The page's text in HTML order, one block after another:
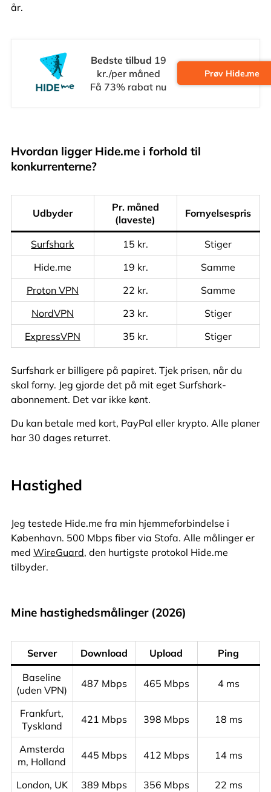
år.
Bedste tilbud 19
kr./per måned
Få 73% rabat nu
Prøv Hide.me
Hvordan ligger Hide.me i forhold til
konkurrenterne?
Udbyder
Pr. måned
(laveste)
Fornyelsespris
Surfshark 15 kr.
Stiger
Hide.me
19 kr.
Samme
Proton VPN
22 kr.
Samme
NordVPN
23 kr.
Stiger
ExpressVPN
35 kr. Stiger
Surfshark er billigere på papiret. Tjek prisen, når du
skal forny. Jeg gjorde det på mit eget Surfshark-
abonnement. Det var ikke kønt.
Du kan betale med kort, PayPal eller krypto. Alle planer
har 30 dages returret.
Hastighed
Jeg testede Hide.me fra min hjemmeforbindelse i
København. 500 Mbps fiber via Stofa. Alle målinger er
med WireGuard, den hurtigste protokol Hide.me
tilbyder.
Mine hastighedsmålinger (2026)
Server Download Upload
Ping
Baseline
(uden VPN)
487 Mbps 465 Mbps 4 ms
Frankfurt,
Tyskland
421 Mbps 398 Mbps 18 ms
Amsterda
m, Holland
445 Mbps 412 Mbps 14 ms
London, UK 389 Mbps 356 Mbps
22 ms